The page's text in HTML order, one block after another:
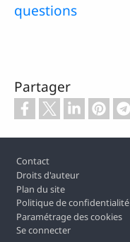
questions
Partager
Pied de page
Contact
Droits d'auteur
Plan du site
Politique de confidentialité
Paramétrage des cookies
Se connecter